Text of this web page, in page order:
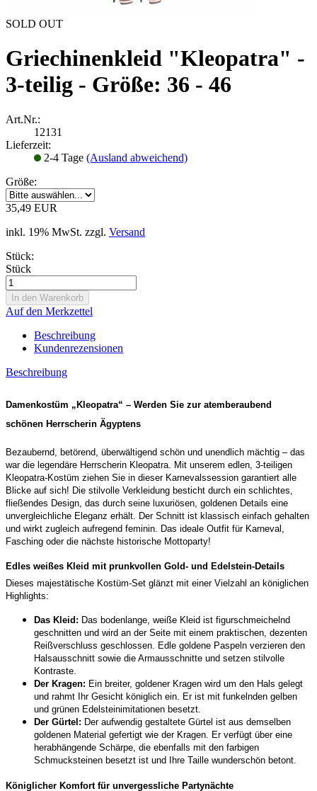
SOLD OUT
Griechinenkleid "Kleopatra" -
3-teilig - Größe: 36 - 46
Art.Nr.:
12131
Lieferzeit:
2-4 Tage (Ausland abweichend)
Größe:
35,49 EUR
inkl. 19% MwSt. zzgl. Versand
Stück:
Stück
Auf den Merkzettel
Beschreibung
Kundenrezensionen
Beschreibung
Damenkostüm „Kleopatra“ – Werden Sie zur atemberaubend
schönen Herrscherin Ägyptens
Bezaubernd, betörend, überwältigend schön und unendlich mächtig – das
war die legendäre Herrscherin Kleopatra. Mit unserem edlen, 3-teiligen
Kleopatra-Kostüm ziehen Sie in dieser Karnevalssession garantiert alle
Blicke auf sich! Die stilvolle Verkleidung besticht durch ein schlichtes,
fließendes Design, das durch seine luxuriösen, goldenen Details eine
unvergleichliche Eleganz erhält. Der Schnitt ist klassisch einfach gehalten
und wirkt zugleich aufregend feminin. Das ideale Outfit für Karneval,
Fasching oder die nächste historische Mottoparty!
Edles weißes Kleid mit prunkvollen Gold- und Edelstein-Details
Dieses majestätische Kostüm-Set glänzt mit einer Vielzahl an königlichen
Highlights:
Das Kleid: Das bodenlange, weiße Kleid ist figurschmeichelnd
geschnitten und wird an der Seite mit einem praktischen, dezenten
Reißverschluss geschlossen. Edle goldene Paspeln verzieren den
Halsausschnitt sowie die Armausschnitte und setzen stilvolle
Kontraste.
Der Kragen: Ein breiter, goldener Kragen wird um den Hals gelegt
und rahmt Ihr Gesicht königlich ein. Er ist mit funkelnden gelben
und grünen Edelsteinimitationen besetzt.
Der Gürtel: Der aufwendig gestaltete Gürtel ist aus demselben
goldenen Material gefertigt wie der Kragen. Er verfügt über eine
herabhängende Schärpe, die ebenfalls mit den farbigen
Schmucksteinen besetzt ist und Ihre Taille wunderschön betont.
Königlicher Komfort für unvergessliche Partynächte